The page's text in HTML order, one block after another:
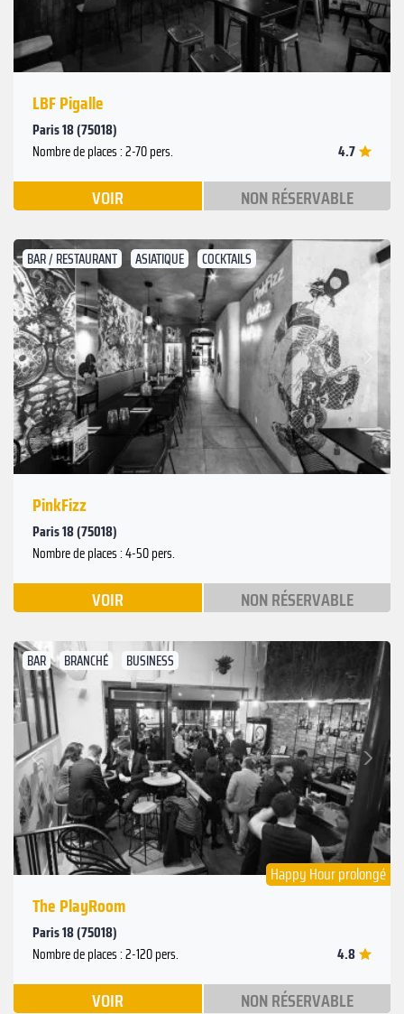
LBF Pigalle
Paris 18 (75018)
Nombre de places : 2-70 pers. 4.7
VOIR NON RÉSERVABLE
BAR / RESTAURANT ASIATIQUE COCKTAILS
Précédent
Suivant
PinkFizz
Paris 18 (75018)
Nombre de places : 4-50 pers.
VOIR NON RÉSERVABLE
BAR BRANCHÉ BUSINESS
Précédent
Suivant
Happy Hour prolongé
The PlayRoom
Paris 18 (75018)
Nombre de places : 2-120 pers. 4.8
VOIR NON RÉSERVABLE